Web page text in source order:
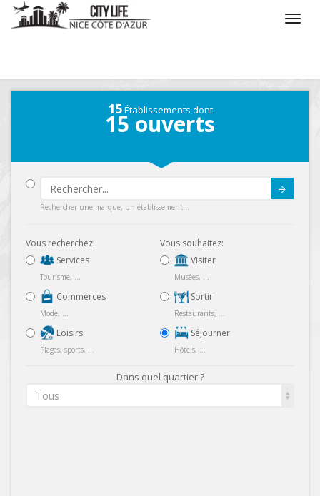
15Établissements dont
15 ouverts
Rechercher une marque, un établissement...
Vous recherchez:
Services
Tourisme, ...
Commerces
Mode, ...
Loisirs
Plages, sports, ...
Vous souhaitez:
Visiter
Musées, ...
Sortir
Restaurants, ...
Séjourner
Hôtels, ...
Dans quel quartier ?
Tous